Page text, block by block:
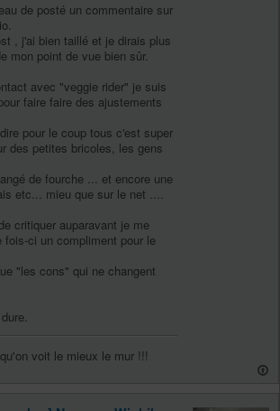
de posté un commentaire sur
, j'ai bien taillé et je dirais plus
mon point de vue bien sûr.
avec "veggie rider" je suis
faire faire des ajustements
pour le coup tous c'est super
des petites bricoles, les gens
de fourche ... et encore une
etc... mieu que sur le net ....
critiquer auparavant je me
fois-ci un compliment pour le
"les cons" qui ne changent
voit le mieux le mur !!!